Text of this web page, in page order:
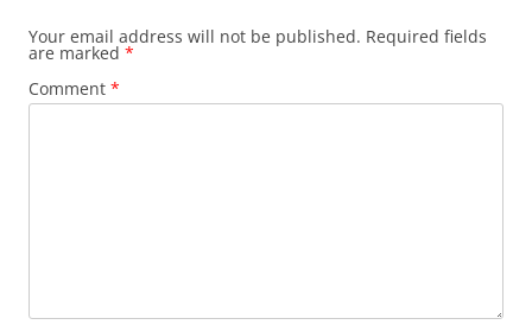
Your email address will not be published. Required fields
are marked *
Comment *